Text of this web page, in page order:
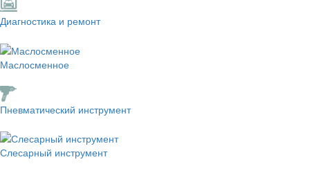
Диагностика и ремонт
Маслосменное
Пневматический инструмент
Слесарный инструмент